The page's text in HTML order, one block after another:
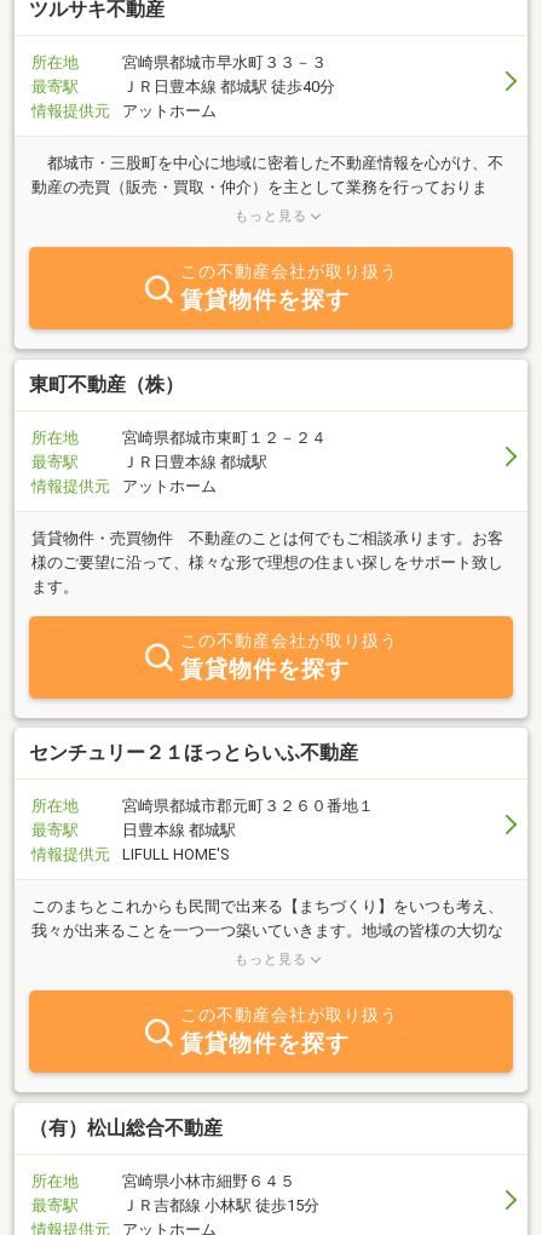
ツルサキ不動産
所在地
宮崎県都城市早水町３３－３
最寄駅
ＪＲ日豊本線 都城駅 徒歩40分
情報提供元
アットホーム
都城市・三股町を中心に地域に密着した不動産情報を心がけ、不
動産の売買（販売・買取・仲介）を主として業務を行っておりま
す。 都城市で土地・建物を売りたい方、是非一度お問い合わせ下
談は無料です。お客様よりのお問い合わせ、ご相談を心よりお待ち
致しております。（当社はお問い合わせいただいたお客様のお宅を
アポイント無しで訪問することは致しません。）
もっと見る
この不動産会社が取り扱う
賃貸物件を探す
東町不動産（株）
所在地
宮崎県都城市東町１２－２４
最寄駅
ＪＲ日豊本線 都城駅
情報提供元
アットホーム
賃貸物件・売買物件 不動産のことは何でもご相談承ります。お客
様のご要望に沿って、様々な形で理想の住まい探しをサポート致し
ます。
この不動産会社が取り扱う
賃貸物件を探す
センチュリー２１ほっとらいふ不動産
所在地
宮崎県都城市郡元町３２６０番地１
最寄駅
日豊本線 都城駅
情報提供元
LIFULL HOME'S
このまちとこれからも民間で出来る【まちづくり】をいつも考え、
我々が出来ることを一つ一つ築いていきます。地域の皆様の大切な
資産を次世代へ安心してつなぐために物件の買い取り売却サポート
もっと見る
この不動産会社が取り扱う
賃貸物件を探す
（有）松山総合不動産
所在地
宮崎県小林市細野６４５
最寄駅
ＪＲ吉都線 小林駅 徒歩15分
情報提供元
アットホーム